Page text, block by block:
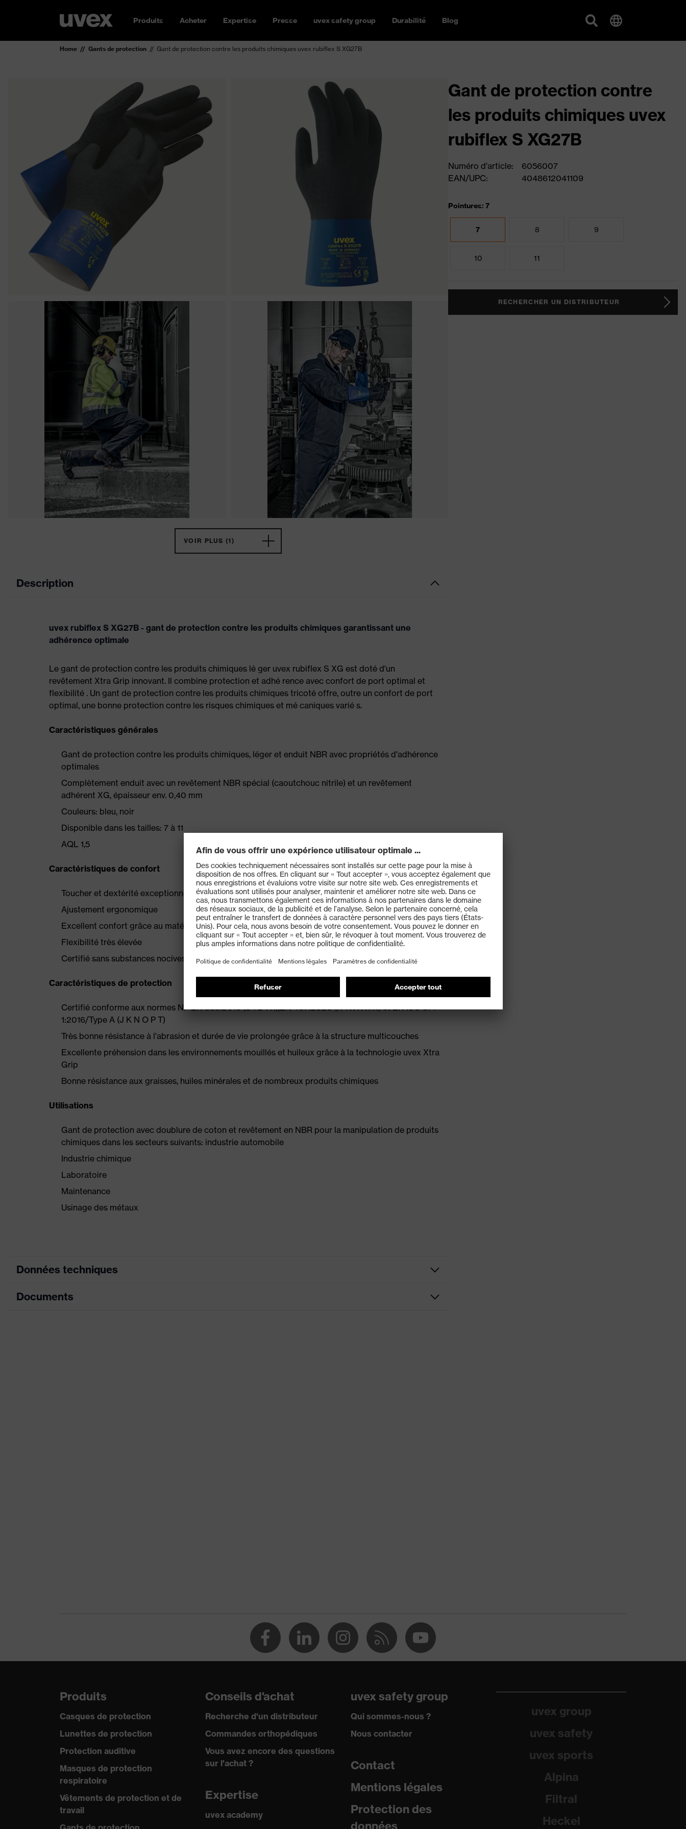
Produits Acheter Expertise Presse uvex safety group Durabilité Blog
Home Gants de protection Gant de protection contre les produits chimiques uvex rubiflex S XG27B
VOIR PLUS (1)
Description
uvex rubiflex S XG27B - gant de protection contre les produits chimiques garantissant une
adhérence optimale
Le gant de protection contre les produits chimiques lé ger uvex rubiflex S XG est doté d'un
revêtement Xtra Grip innovant. Il combine protection et adhé rence avec confort de port optimal et
flexibilité . Un gant de protection contre les produits chimiques tricoté offre, outre un confort de port
optimal, une bonne protection contre les risques chimiques et mé caniques varié s.
Caractéristiques générales
Gant de protection contre les produits chimiques, léger et enduit NBR avec propriétés d'adhérence
optimales
Complètement enduit avec un revêtement NBR spécial (caoutchouc nitrile) et un revêtement
adhérent XG, épaisseur env. 0,40 mm
Couleurs: bleu, noir
Disponible dans les tailles: 7 à 11
AQL 1,5
Caractéristiques de confort
Toucher et dextérité exceptionnels
Ajustement ergonomique
Excellent confort grâce au matériau en interlock de coton de qualité supérieure
Flexibilité très élevée
Certifié sans substances nocives selon le Standard 100 by OEKO-TEX®
Caractéristiques de protection
Certifié conforme aux normes NF EN 388:2016 (3 1 2 1 X),EN 407:2020 (X 1 X X X X) et EN ISO 374-
1:2016/Type A (J K N O P T)
Très bonne résistance à l'abrasion et durée de vie prolongée grâce à la structure multicouches
Excellente préhension dans les environnements mouillés et huileux grâce à la technologie uvex Xtra
Grip
Bonne résistance aux graisses, huiles minérales et de nombreux produits chimiques
Utilisations
Gant de protection avec doublure de coton et revêtement en NBR pour la manipulation de produits
chimiques dans les secteurs suivants: industrie automobile
Industrie chimique
Laboratoire
Maintenance
Usinage des métaux
Données techniques
couleur de
Eau ammoniacale 25% (O), Formaldéhyde 37% (T), Peroxyde d'hydrogène 30% (P),
Acide acétique 99% (N), Hydroxyde de sodium 40% (K), n-heptane (J)
chimiques
alcalines, Protection contre les huiles minérales, Protection contre les aldéhydes
Protection contre
les risques
Protection contre les écorchures, Protection contre les lacérations
Protection contre
les risques
thermiques
Sceau de qualité
Documents
Gant de protection contre
les produits chimiques uvex
rubiflex S XG27B
Numéro d'article:
6056007
EAN/UPC:
4048612041109
Pointures: 7
7 8 9
10 11
RECHERCHER UN DISTRIBUTEUR
Produits
Casques de protection
Lunettes de protection
Protection auditive
Masques de protection
respiratoire
Vêtements de protection et de
travail
Conseils d'achat
Recherche d'un distributeur
Commandes orthopédiques
Vous avez encore des questions
sur l'achat ?
Expertise
uvex academy
uvex safety group
Qui sommes-nous ?
Nous contacter
Contact
Mentions légales
Protection des
données
uvex group
uvex safety
uvex sports
Alpina
Filtral
Heckel